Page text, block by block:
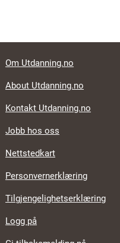
Footer links
Om Utdanning.no
About Utdanning.no
Kontakt Utdanning.no
Jobb hos oss
Nettstedkart
Personvernerklæring
Tilgjengelighetserklæring
Logg på